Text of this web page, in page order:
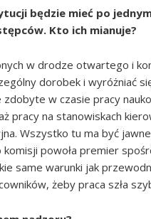
będzie mieć po
Kto ich mianuje?
w drodze otwartego i
dorobek i wyróżniać
w czasie pracy
na stanowiskach
Wszystko tu ma być
powoła premier
same warunki jak
żeby praca szła